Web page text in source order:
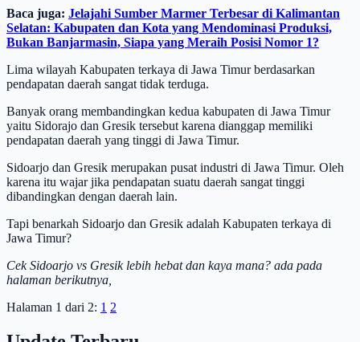
Baca juga: Jelajahi Sumber Marmer Terbesar di Kalimantan
Selatan: Kabupaten dan Kota yang Mendominasi Produksi,
Bukan Banjarmasin, Siapa yang Meraih Posisi Nomor 1?
Lima wilayah Kabupaten terkaya di Jawa Timur berdasarkan
pendapatan daerah sangat tidak terduga.
Banyak orang membandingkan kedua kabupaten di Jawa Timur
yaitu Sidorajo dan Gresik tersebut karena dianggap memiliki
pendapatan daerah yang tinggi di Jawa Timur.
Sidoarjo dan Gresik merupakan pusat industri di Jawa Timur. Oleh
karena itu wajar jika pendapatan suatu daerah sangat tinggi
dibandingkan dengan daerah lain.
Tapi benarkah Sidoarjo dan Gresik adalah Kabupaten terkaya di
Jawa Timur?
Cek Sidoarjo vs Gresik lebih hebat dan kaya mana? ada pada
halaman berikutnya,
Halaman 1 dari 2: 1 2